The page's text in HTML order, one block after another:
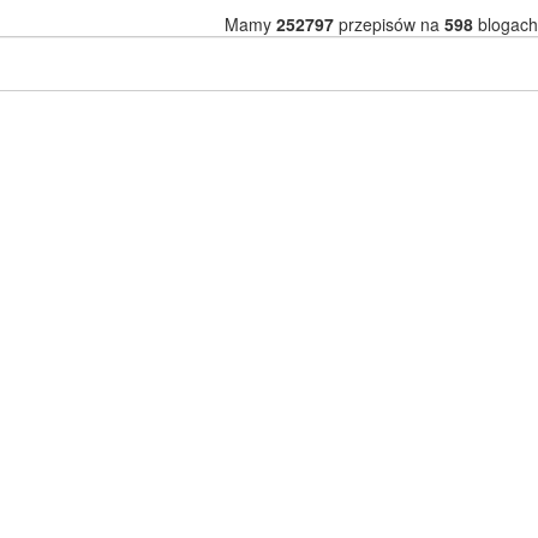
Mamy 252797przepisów na 598